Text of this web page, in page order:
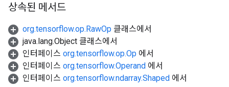
상속된 메서드
org.tensorflow.op.RawOp 클래스에서
java.lang.Object 클래스에서
인터페이스 org.tensorflow.op.Op 에서
인터페이스 org.tensorflow.Operand 에서
인터페이스 org.tensorflow.ndarray.Shaped 에서